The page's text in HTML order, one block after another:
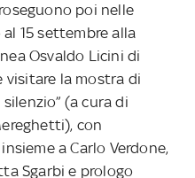
poi nelle
15 settembre alla
Osvaldo Licini di
visitare la mostra di
silenzio” (a cura di
con
a Carlo Verdone,
Sgarbi e prologo